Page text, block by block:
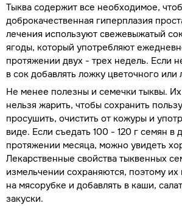
Тыква содержит все необходимое,
доброкачественная гиперплазия
лечения используют свежевыжатый
ягоды, который употребляют
протяжении двух - трех недель. Если
в сок добавлять ложку цветочного или
Не менее полезны и семечки тыквы.
нельзя жарить, чтобы сохранить
просушить, очистить от кожуры и
виде. Если съедать 100 - 120 г семян в
протяжении месяца, можно увидеть
Лекарственные свойства тыквенных
измельчении сохраняются, поэтому
на мясорубке и добавлять в каши,
закуски.